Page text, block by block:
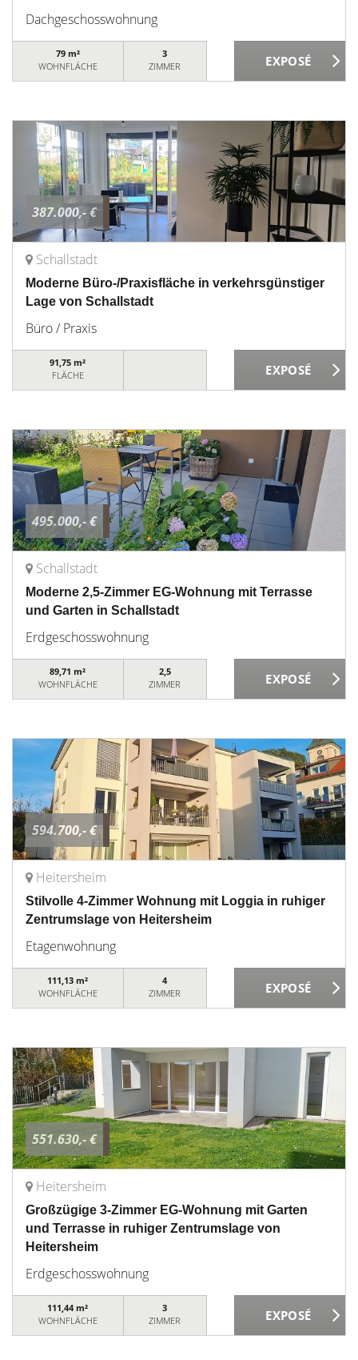
Dachgeschosswohnung
79 m²
WOHNFLÄCHE
3
ZIMMER
387.000,- €
Schallstadt
Moderne Büro-/Praxisfläche in verkehrsgünstiger
Lage von Schallstadt
Büro / Praxis
91,75 m²
FLÄCHE
495.000,- €
Schallstadt
Moderne 2,5-Zimmer EG-Wohnung mit Terrasse
und Garten in Schallstadt
Erdgeschosswohnung
89,71 m²
WOHNFLÄCHE
2,5
ZIMMER
594.700,- €
Heitersheim
Stilvolle 4-Zimmer Wohnung mit Loggia in ruhiger
Zentrumslage von Heitersheim
Etagenwohnung
111,13 m²
WOHNFLÄCHE
4
ZIMMER
551.630,- €
Heitersheim
Großzügige 3-Zimmer EG-Wohnung mit Garten
und Terrasse in ruhiger Zentrumslage von
Heitersheim
Erdgeschosswohnung
111,44 m²
WOHNFLÄCHE
3
ZIMMER